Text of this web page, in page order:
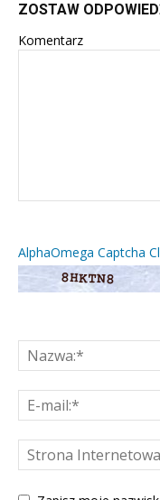
ZOSTAW
Komentarz
AlphaOmega Captcha